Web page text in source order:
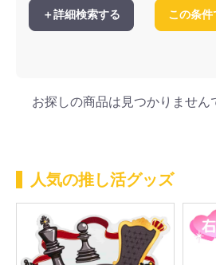
＋詳細検索する この条
お探しの商品は見つかりません
人気の推し活グッズ